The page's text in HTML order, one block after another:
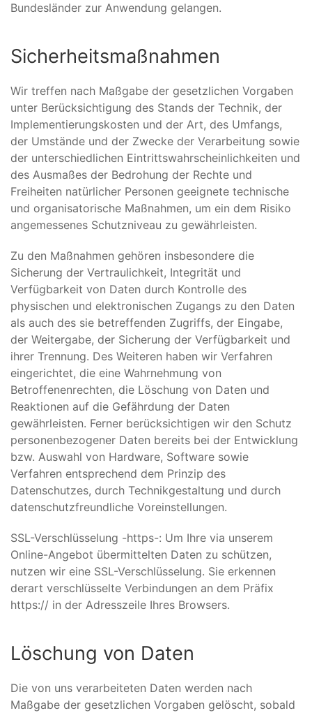
Bundesländer zur Anwendung gelangen.
Sicherheitsmaßnahmen
Wir treffen nach Maßgabe der gesetzlichen Vorgaben
unter Berücksichtigung des Stands der Technik, der
Implementierungskosten und der Art, des Umfangs,
der Umstände und der Zwecke der Verarbeitung sowie
der unterschiedlichen Eintrittswahrscheinlichkeiten und
des Ausmaßes der Bedrohung der Rechte und
Freiheiten natürlicher Personen geeignete technische
und organisatorische Maßnahmen, um ein dem Risiko
angemessenes Schutzniveau zu gewährleisten.
Zu den Maßnahmen gehören insbesondere die
Sicherung der Vertraulichkeit, Integrität und
Verfügbarkeit von Daten durch Kontrolle des
physischen und elektronischen Zugangs zu den Daten
als auch des sie betreffenden Zugriffs, der Eingabe,
der Weitergabe, der Sicherung der Verfügbarkeit und
ihrer Trennung. Des Weiteren haben wir Verfahren
eingerichtet, die eine Wahrnehmung von
Betroffenenrechten, die Löschung von Daten und
Reaktionen auf die Gefährdung der Daten
gewährleisten. Ferner berücksichtigen wir den Schutz
personenbezogener Daten bereits bei der Entwicklung
bzw. Auswahl von Hardware, Software sowie
Verfahren entsprechend dem Prinzip des
Datenschutzes, durch Technikgestaltung und durch
datenschutzfreundliche Voreinstellungen.
SSL-Verschlüsselung -https-: Um Ihre via unserem
Online-Angebot übermittelten Daten zu schützen,
nutzen wir eine SSL-Verschlüsselung. Sie erkennen
derart verschlüsselte Verbindungen an dem Präfix
https:// in der Adresszeile Ihres Browsers.
Löschung von Daten
Die von uns verarbeiteten Daten werden nach
Maßgabe der gesetzlichen Vorgaben gelöscht, sobald